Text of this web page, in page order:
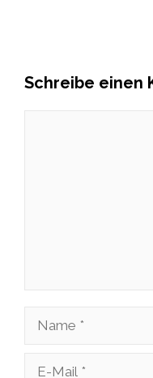
Schreibe einen
Name